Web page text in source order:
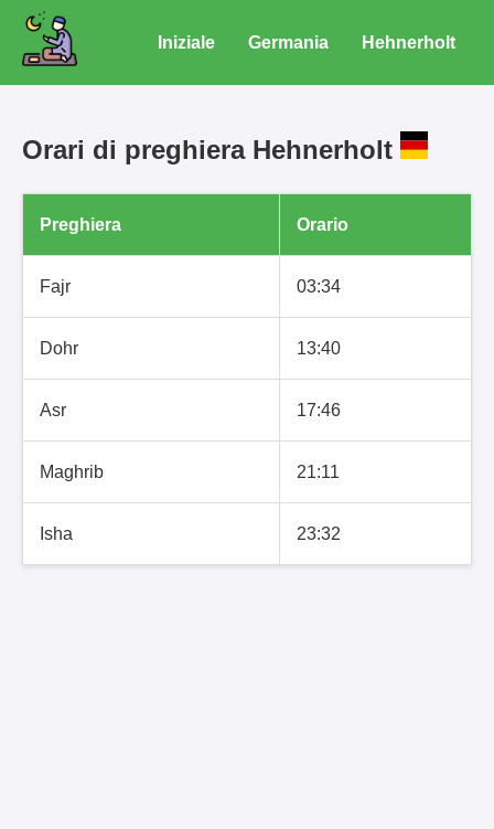
Iniziale Germania Hehnerholt
Orari di preghiera Hehnerholt
Preghiera Orario
Fajr 03:34
Dohr 13:40
Asr 17:46
Maghrib 21:11
Isha 23:32